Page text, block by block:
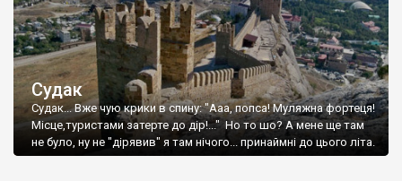
Судак
Судак... Вже чую крики в спину: "Ааа, попса! Муляжна фортеця!
Місце,туристами затерте до дір!..." Но то шо? А мене ще там
не було, ну не "дірявив" я там нічого... принаймні до цього літа.